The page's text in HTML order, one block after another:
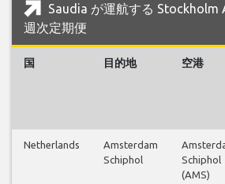
Saudia が運航する Stockholm
週次定期便
国 目的地 空港
Netherlands
Amsterdam
Schiphol
Schiphol
(AMS)